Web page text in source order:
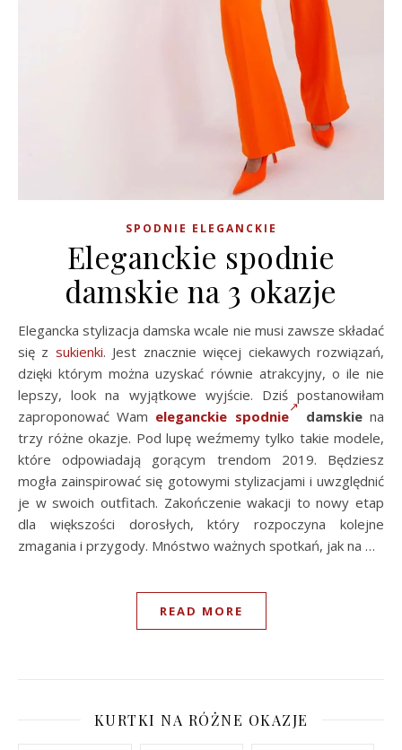
SPODNIE ELEGANCKIE
Eleganckie spodnie
damskie na 3 okazje
Elegancka stylizacja damska wcale nie musi zawsze składać
się z sukienki. Jest znacznie więcej ciekawych rozwiązań,
dzięki którym można uzyskać równie atrakcyjny, o ile nie
lepszy, look na wyjątkowe wyjście. Dziś postanowiłam
zaproponować Wam eleganckie spodnie damskiena
trzy różne okazje. Pod lupę weźmemy tylko takie modele,
które odpowiadają gorącym trendom 2019. Będziesz
mogła zainspirować się gotowymi stylizacjami i uwzględnić
je w swoich outfitach. Zakończenie wakacji to nowy etap
dla większości dorosłych, który rozpoczyna kolejne
zmagania i przygody. Mnóstwo ważnych spotkań, jak na …
READ MORE
KURTKI NA RÓŻNE OKAZJE